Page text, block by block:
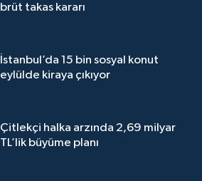
brüt takas kararı
İstanbul’da 15 bin sosyal konut
eylülde kiraya çıkıyor
Çitlekçi halka arzında 2,69 milyar
TL’lik büyüme planı